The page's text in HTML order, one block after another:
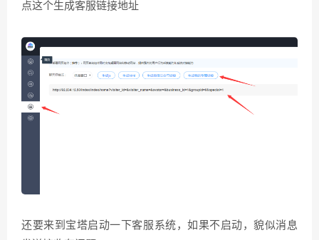
点这个生成客服链接地址
还要来到宝塔启动一下客服系统，如果不启动，貌似消息